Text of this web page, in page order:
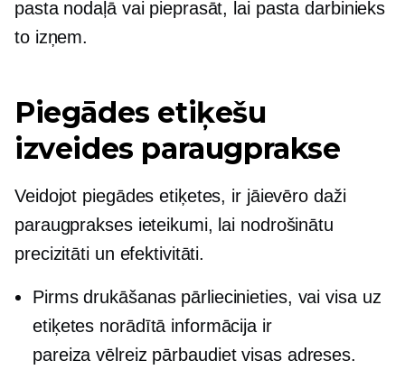
pasta nodaļā vai pieprasāt, lai pasta darbinieks
to izņem.
Piegādes etiķešu
izveides paraugprakse
Veidojot piegādes etiķetes, ir jāievēro daži
paraugprakses ieteikumi, lai nodrošinātu
precizitāti un efektivitāti.
Pirms drukāšanas pārliecinieties, vai visa uz
etiķetes norādītā informācija ir
pareizavēlreiz pārbaudietvisas adreses.